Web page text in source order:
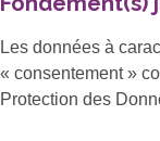
Les données à
« consentement »
Protection des